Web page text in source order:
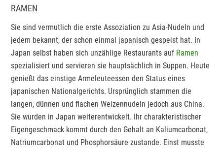
RAMEN
Sie sind vermutlich die erste Assoziation zu Asia-Nudeln und
jedem bekannt, der schon einmal japanisch gespeist hat. In
Japan selbst haben sich unzählige Restaurants auf Ramen
spezialisiert und servieren sie hauptsächlich in Suppen. Heute
genießt das einstige Armeleuteessen den Status eines
japanischen Nationalgerichts. Ursprünglich stammen die
langen, dünnen und flachen Weizennudeln jedoch aus China.
Sie wurden in Japan weiterentwickelt. Ihr charakteristischer
Eigengeschmack kommt durch den Gehalt an Kaliumcarbonat,
Natriumcarbonat und Phosphorsäure zustande. Einst musste